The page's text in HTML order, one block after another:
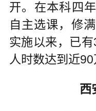
开。在本科四
自主选课，修
实施以来，已
人时数达到近90
西